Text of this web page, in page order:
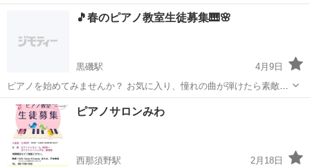
16時～21時 火曜日16時～21時 ⭐対象年齢⭐ 6歳からレッスン可能 ⭐時
間とレッスン料金について⭐ 30分レッスン×月...
佐野駅 ピアノ レッスン
🎵春のピアノ教室生徒募集🎹🌸
黒磯駅
4月9日
ピアノを始めてみませんか？ お気に入り、憧れの曲が弾けたら素敵で
すよね🌸 現在お子さまからシニアの方までいらっしゃいます。 体験レ
ッスン(20分程度)もありますのでお気軽にお問い合わせください😊 お
時間、曜日は応相談で☺️ ...
栃木 那須塩原市 黒磯駅 ピアノ
ピアノサロンみわ
西那須野駅
2月18日